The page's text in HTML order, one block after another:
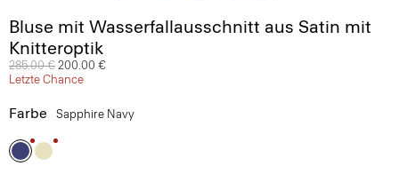
Bluse mit Wasserfallausschnitt aus Satin mit
Knitteroptik
Preis reduziert von
285.00 € auf
200.00 €
Letzte Chance
Farbe Sapphire Navy